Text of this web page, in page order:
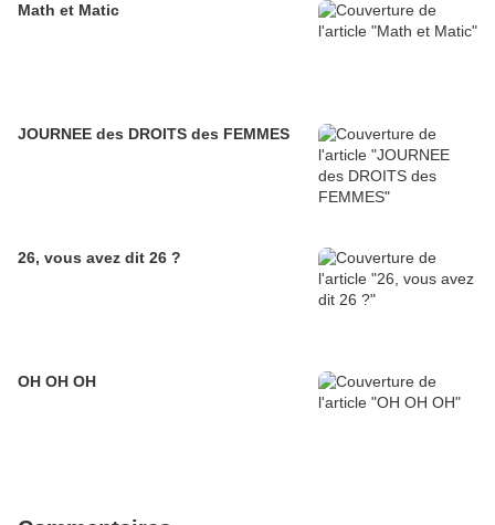
Math et Matic
JOURNEE des DROITS des FEMMES
26, vous avez dit 26 ?
OH OH OH